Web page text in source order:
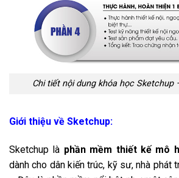
Chi tiết nội dung khóa học Sketchup
Giới thiệu về Sketchup:
Sketchup là phần mềm thiết kế mô
dành cho dân kiến trúc, kỹ sư, nhà phát